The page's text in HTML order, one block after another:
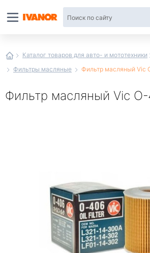
Каталог товаров для авто- и мототехники
Фильтры масляные
Фильтр масляный Vic
Фильтр масляный Vic
интернет-